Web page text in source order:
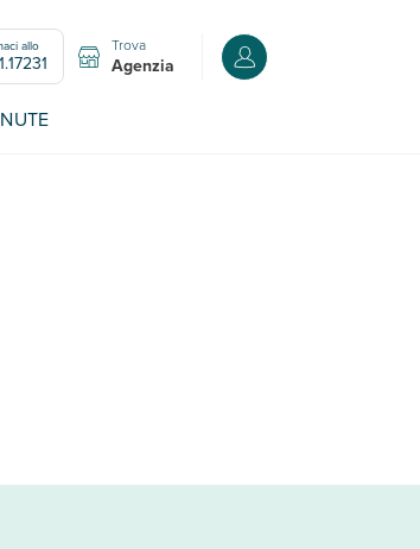
allo Trova
Agenzia Accedi o registrati